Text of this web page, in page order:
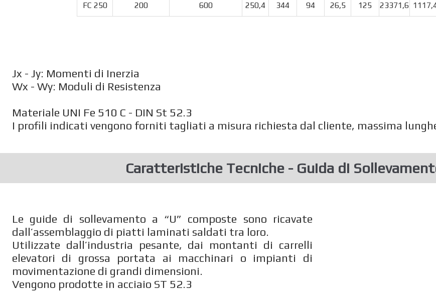
FC 250 200 600 250,4 344 94 26,5 125 23371,6
Jx - Jy: Momenti di Inerzia
Wx - Wy: Moduli di Resistenza
Materiale UNI Fe 510 C - DIN St 52.3
I profili indicati vengono forniti tagliati a misura richiesta dal cliente, massima
Caratteristiche Tecniche - Guida di
Le guide di sollevamento a “U” composte sono ricavate
dall’assemblaggio di piatti laminati saldati tra loro.
Utilizzate dall’industria pesante, dai montanti di carrelli
elevatori di grossa portata ai macchinari o impianti di
movimentazione di grandi dimensioni.
Vengono prodotte in acciaio ST 52.3